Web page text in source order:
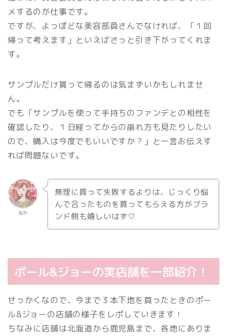
メするのが仕事です。
ですが、よっぽどな美容部員さんでなければ、「１回
帰って考えます」といえばさっと引き下がってくれま
す。
サンプルだけ貰って帰るのは気まずいかもしれませ
ん。
でも「サンプルを使って手持ちのファンデとの相性を
確認したり、１日経ってからの崩れ方も見たりしたい
ので、購入は今度でもいいですか？」と一言お伝えす
れば問題ないです。
るか
無理に買って失敗するよりは、じっくり悩
んで合ったものを買ってもらえる方がブラ
ンド側も嬉しいはず♡
ポール&ジョーの実店舗を一部紹介！
せっかくなので、今まで３本下地を買ったときのポー
ル&ジョーの店舗の様子をレポしていきます！
ちなみに店舗は北海道から鹿児島まで、各地にありま